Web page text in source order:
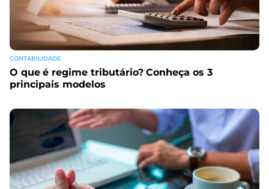
CONTABILIDADE
O que é regime tributário? Conheça os 3
principais modelos